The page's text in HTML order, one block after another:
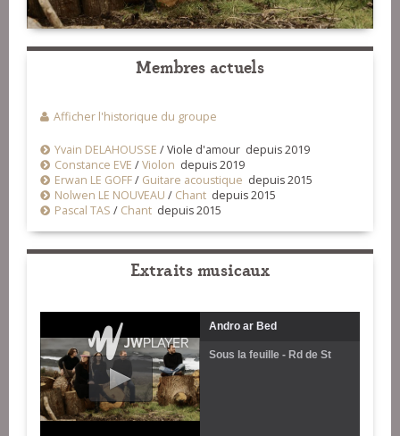
Membres actuels
Afficher l'historique du groupe
Yvain DELAHOUSSE /Viole d'amour depuis 2019
Constance EVE /Violon depuis 2019
Erwan LE GOFF/ Guitare acoustique depuis 2015
Nolwen LE NOUVEAU / Chant depuis 2015
Pascal TAS / Chant depuis 2015
Extraits musicaux
Andro ar Bed
Sous la feuille - Rd de St